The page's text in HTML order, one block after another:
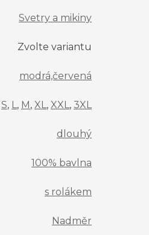
Svetry a mikiny
Zvolte variantu
modrá,červená
S, L, M , XL, XXL, 3XL
dlouhý
100% bavlna
s rolákem
Nadměr